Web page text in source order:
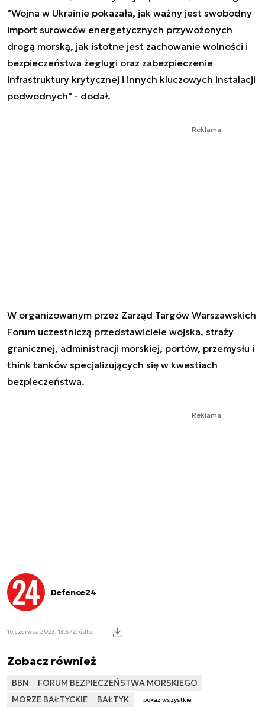
"Wojna w Ukrainie pokazała, jak ważny jest swobodny
import surowców energetycznych przywożonych
drogą morską, jak istotne jest zachowanie wolności i
bezpieczeństwa żeglugi oraz zabezpieczenie
infrastruktury krytycznej i innych kluczowych instalacji
podwodnych" - dodał.
Reklama
W organizowanym przez Zarząd Targów Warszawskich
Forum uczestniczą przedstawiciele wojska, straży
granicznej, administracji morskiej, portów, przemysłu i
think tanków specjalizujących się w kwestiach
bezpieczeństwa.
Reklama
Defence24
16 czerwca 2023, 13:57Źródło:
Zobacz również
BBN
FORUM BEZPIECZEŃSTWA MORSKIEGO
MORZE BAŁTYCKIE
BAŁTYK pokaż wszystkie